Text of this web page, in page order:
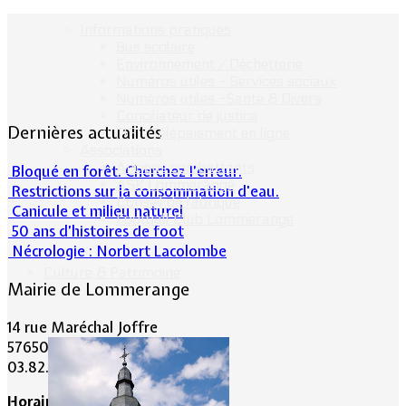
TIPI : Télépaiement en ligne
Anciens combattants
ASK Lommerange
Conseil de fabrique
Football Club Lommerange
Dernières actualités
Bloqué en forêt. Cherchez l’erreur.
Restrictions sur la consommation d'eau.
Canicule et milieu naturel
50 ans d’histoires de foot
Nécrologie : Norbert Lacolombe
Mairie de Lommerange
14 rue Maréchal Joffre
57650 LOMMERANGE
03.82.84.81.48
Horaire de la Mairie: